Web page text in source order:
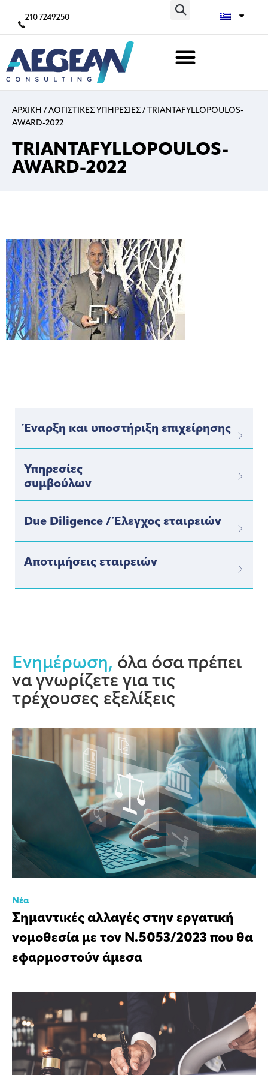
210 7249250
ΑΡΧΙΚΗ / ΛΟΓΙΣΤΙΚΕΣ ΥΠΗΡΕΣΙΕΣ / TRIANTAFYLLOPOULOS-
AWARD-2022
TRIANTAFYLLOPOULOS-
AWARD-2022
Έναρξη και υποστήριξη επιχείρησης
Υπηρεσίες
συμβούλων
Due Diligence / Έλεγχος εταιρειών
Αποτιμήσεις εταιρειών
Ενημέρωση, όλα όσα πρέπει
να γνωρίζετε για τις
τρέχουσες εξελίξεις
Νέα
Σημαντικές αλλαγές στην εργατική
νομοθεσία με τον Ν.5053/2023 που θα
εφαρμοστούν άμεσα